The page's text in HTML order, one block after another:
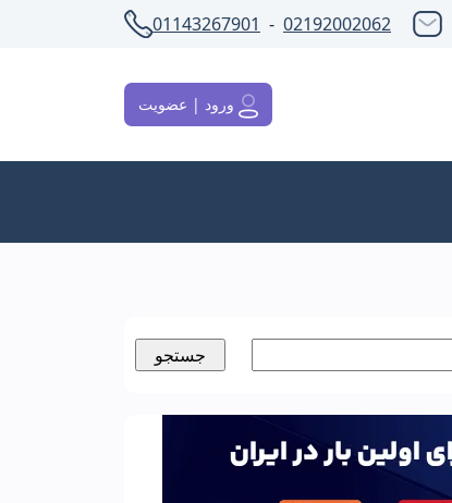
02192002062
-
01143267901
ورود | عضویت